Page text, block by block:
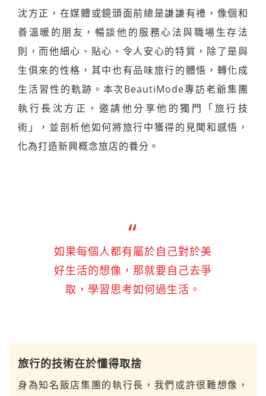
沈方正，在媒體或鏡頭面前總是謙謙有禮，像個和
善溫暖的朋友，暢談他的服務心法與職場生存法
則，而他細心、貼心、令人安心的特質，除了是與
生俱來的性格，其中也有品味旅行的體悟，轉化成
生活習性的軌跡。本次BeautiMode專訪老爺集團
執行長沈方正，邀請他分享他的獨門「旅行技
術」，並剖析他如何將旅行中獲得的見聞和感悟，
化為打造新興概念旅店的養分。
如果每個人都有屬於自己對於美
好生活的想像，那就要自己去爭
取，學習思考如何過生活。
旅行的技術在於懂得取捨
身為知名飯店集團的執行長，我們或許很難想像，